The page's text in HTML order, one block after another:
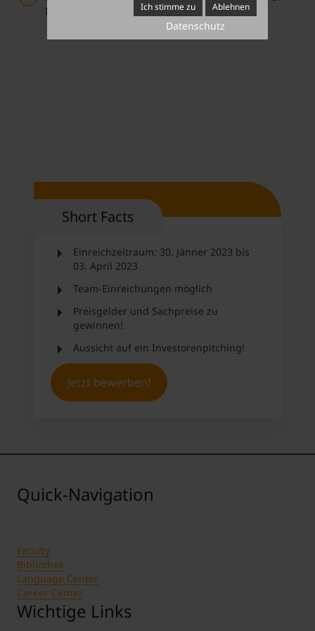
Impact“: EUR 750,-
Short Facts
Einreichzeitraum: 30. Jänner 2023 bis
03. April 2023
Team-Einreichungen möglich
Preisgelder und Sachpreise zu
gewinnen!
Aussicht auf ein Investorenpitching!
Jetzt bewerben!
Quick-Navigation
Faculty
Bibliothek
Language Center
Career Center
Wichtige Links
Ich stimme zu Ablehnen
Datenschutz